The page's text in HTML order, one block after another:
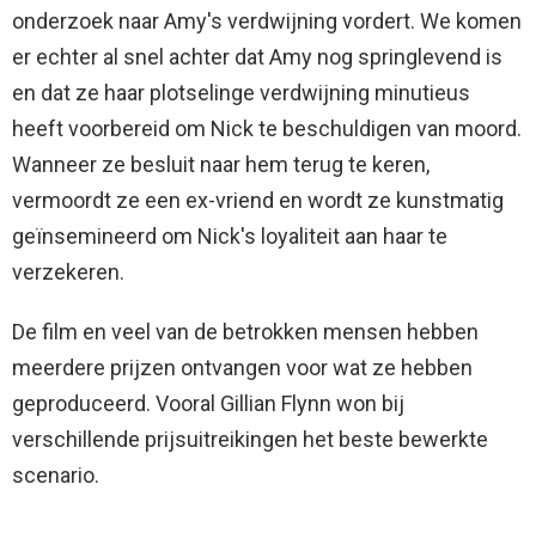
onderzoek naar Amy's verdwijning vordert. We komen
er echter al snel achter dat Amy nog springlevend is
en dat ze haar plotselinge verdwijning minutieus
heeft voorbereid om Nick te beschuldigen van moord.
Wanneer ze besluit naar hem terug te keren,
vermoordt ze een ex-vriend en wordt ze kunstmatig
geïnsemineerd om Nick's loyaliteit aan haar te
verzekeren.
De film en veel van de betrokken mensen hebben
meerdere prijzen ontvangen voor wat ze hebben
geproduceerd. Vooral Gillian Flynn won bij
verschillende prijsuitreikingen het beste bewerkte
scenario.